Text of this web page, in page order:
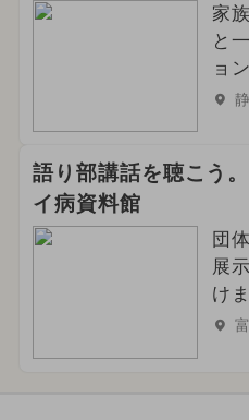
家
と
ョ
語り部講話を聴こう
イ病資料館
団
展
け